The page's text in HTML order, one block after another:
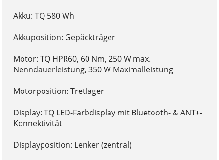
Akku: TQ 580 Wh
Akkuposition: Gepäckträger
Motor: TQ HPR60, 60 Nm, 250 W max.
Nenndauerleistung, 350 W Maximalleistung
Motorposition: Tretlager
Display: TQ LED-Farbdisplay mit Bluetooth- & ANT+-
Konnektivität
Displayposition: Lenker (zentral)